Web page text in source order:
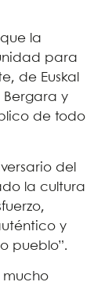
la
para
de Euskal
Bergara y
de todo
del
la cultura
y
pueblo”.
mucho